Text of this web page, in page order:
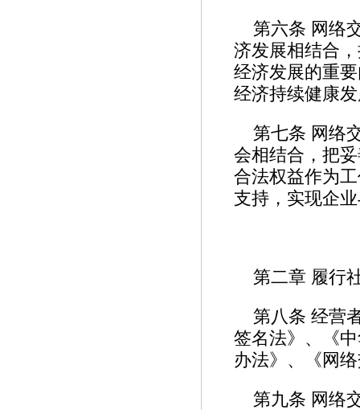
第六条 网络
济发展相结合
经济发展的重
经济持续健康
第七条 网络
会相结合，把
合法权益作为
支持，实现企
第二章 履行
第八条 经营
签名法》、《
办法》、《网
第九条 网络